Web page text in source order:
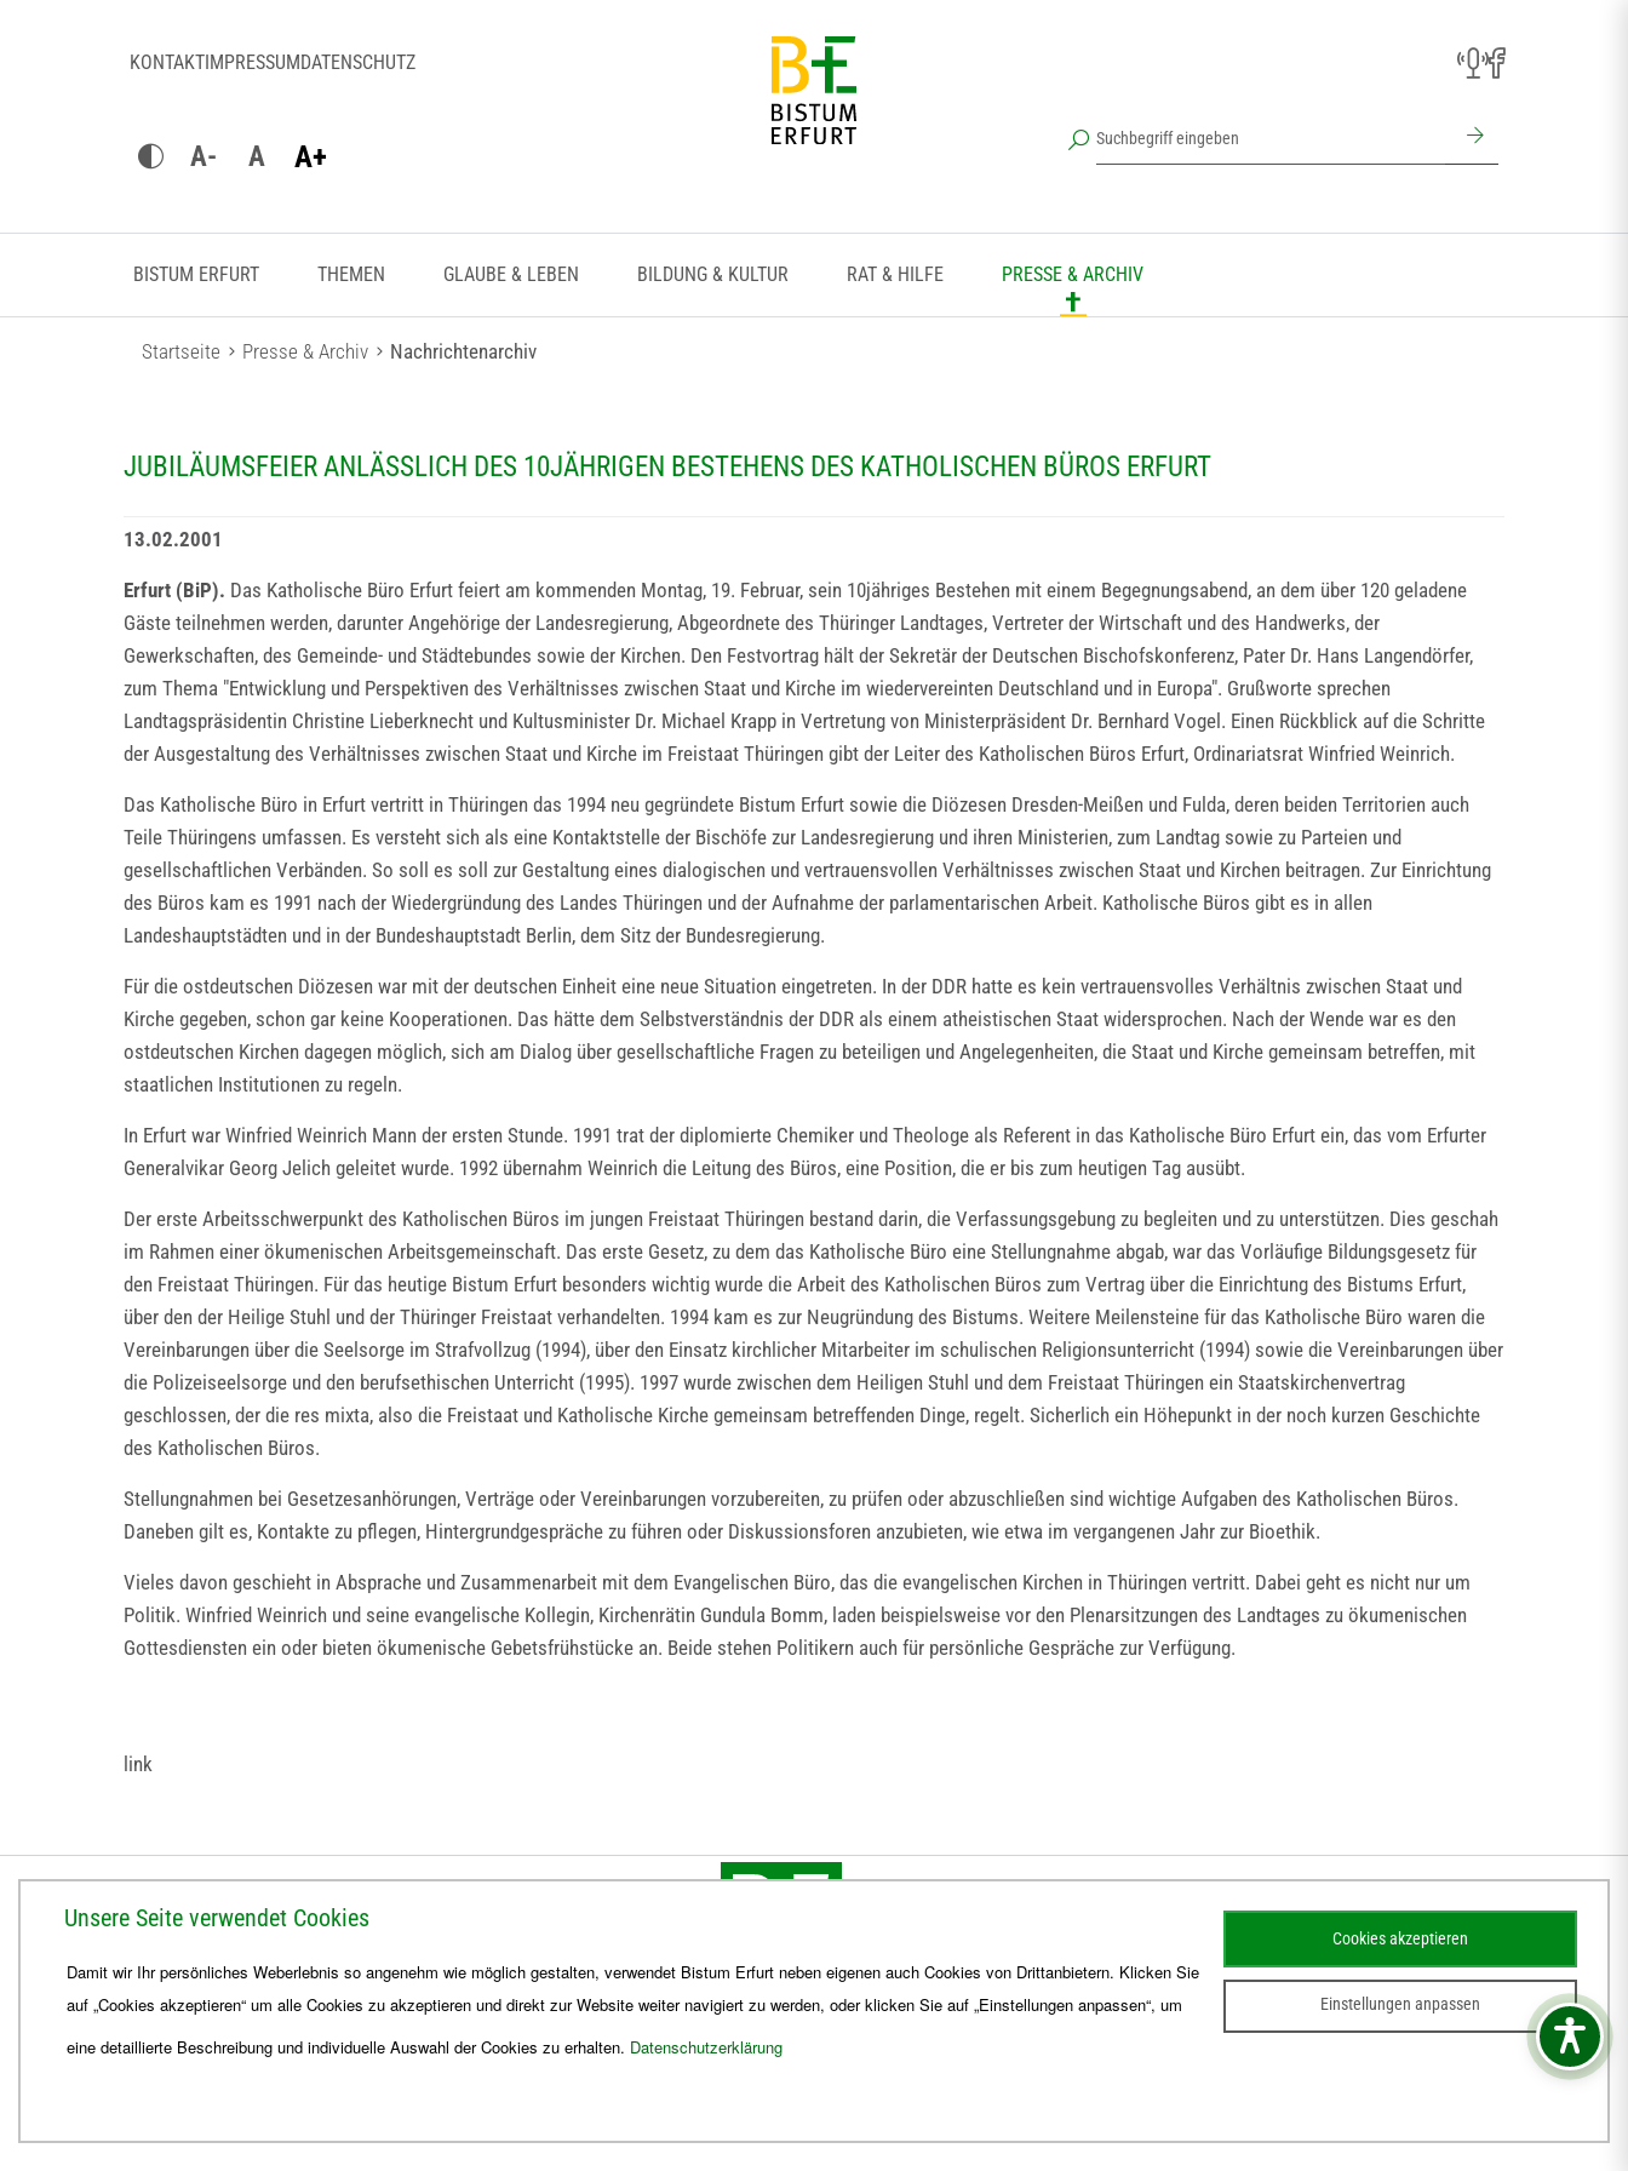
KONTAKTIMPRESSUMDATENSCHUTZ
A- A A+
BISTUM ERFURT THEMEN GLAUBE & LEBEN BILDUNG & KULTUR RAT & HILFE PRESSE & ARCHIV
Startseite Presse & Archiv Nachrichtenarchiv
JUBILÄUMSFEIER ANLÄSSLICH DES 10JÄHRIGEN BESTEHENS DES KATHOLISCHEN BÜROS ERFURT
13.02.2001
Erfurt (BiP). Das Katholische Büro Erfurt feiert am kommenden Montag, 19. Februar, sein 10jähriges Bestehen mit einem Begegnungsabend, an dem über 120 geladene
Gäste teilnehmen werden, darunter Angehörige der Landesregierung, Abgeordnete des Thüringer Landtages, Vertreter der Wirtschaft und des Handwerks, der
Gewerkschaften, des Gemeinde- und Städtebundes sowie der Kirchen. Den Festvortrag hält der Sekretär der Deutschen Bischofskonferenz, Pater Dr. Hans Langendörfer,
zum Thema "Entwicklung und Perspektiven des Verhältnisses zwischen Staat und Kirche im wiedervereinten Deutschland und in Europa". Grußworte sprechen
Landtagspräsidentin Christine Lieberknecht und Kultusminister Dr. Michael Krapp in Vertretung von Ministerpräsident Dr. Bernhard Vogel. Einen Rückblick auf die Schritte
der Ausgestaltung des Verhältnisses zwischen Staat und Kirche im Freistaat Thüringen gibt der Leiter des Katholischen Büros Erfurt, Ordinariatsrat Winfried Weinrich.
Das Katholische Büro in Erfurt vertritt in Thüringen das 1994 neu gegründete Bistum Erfurt sowie die Diözesen Dresden-Meißen und Fulda, deren beiden Territorien auch
Teile Thüringens umfassen. Es versteht sich als eine Kontaktstelle der Bischöfe zur Landesregierung und ihren Ministerien, zum Landtag sowie zu Parteien und
gesellschaftlichen Verbänden. So soll es soll zur Gestaltung eines dialogischen und vertrauensvollen Verhältnisses zwischen Staat und Kirchen beitragen. Zur Einrichtung
des Büros kam es 1991 nach der Wiedergründung des Landes Thüringen und der Aufnahme der parlamentarischen Arbeit. Katholische Büros gibt es in allen
Landeshauptstädten und in der Bundeshauptstadt Berlin, dem Sitz der Bundesregierung.
Für die ostdeutschen Diözesen war mit der deutschen Einheit eine neue Situation eingetreten. In der DDR hatte es kein vertrauensvolles Verhältnis zwischen Staat und
Kirche gegeben, schon gar keine Kooperationen. Das hätte dem Selbstverständnis der DDR als einem atheistischen Staat widersprochen. Nach der Wende war es den
ostdeutschen Kirchen dagegen möglich, sich am Dialog über gesellschaftliche Fragen zu beteiligen und Angelegenheiten, die Staat und Kirche gemeinsam betreffen, mit
staatlichen Institutionen zu regeln.
In Erfurt war Winfried Weinrich Mann der ersten Stunde. 1991 trat der diplomierte Chemiker und Theologe als Referent in das Katholische Büro Erfurt ein, das vom Erfurter
Generalvikar Georg Jelich geleitet wurde. 1992 übernahm Weinrich die Leitung des Büros, eine Position, die er bis zum heutigen Tag ausübt.
Der erste Arbeitsschwerpunkt des Katholischen Büros im jungen Freistaat Thüringen bestand darin, die Verfassungsgebung zu begleiten und zu unterstützen. Dies geschah
im Rahmen einer ökumenischen Arbeitsgemeinschaft. Das erste Gesetz, zu dem das Katholische Büro eine Stellungnahme abgab, war das Vorläufige Bildungsgesetz für
den Freistaat Thüringen. Für das heutige Bistum Erfurt besonders wichtig wurde die Arbeit des Katholischen Büros zum Vertrag über die Einrichtung des Bistums Erfurt,
über den der Heilige Stuhl und der Thüringer Freistaat verhandelten. 1994 kam es zur Neugründung des Bistums. Weitere Meilensteine für das Katholische Büro waren die
Vereinbarungen über die Seelsorge im Strafvollzug (1994), über den Einsatz kirchlicher Mitarbeiter im schulischen Religionsunterricht (1994) sowie die Vereinbarungen über
die Polizeiseelsorge und den berufsethischen Unterricht (1995). 1997 wurde zwischen dem Heiligen Stuhl und dem Freistaat Thüringen ein Staatskirchenvertrag
geschlossen, der die res mixta, also die Freistaat und Katholische Kirche gemeinsam betreffenden Dinge, regelt. Sicherlich ein Höhepunkt in der noch kurzen Geschichte
des Katholischen Büros.
Stellungnahmen bei Gesetzesanhörungen, Verträge oder Vereinbarungen vorzubereiten, zu prüfen oder abzuschließen sind wichtige Aufgaben des Katholischen Büros.
Daneben gilt es, Kontakte zu pflegen, Hintergrundgespräche zu führen oder Diskussionsforen anzubieten, wie etwa im vergangenen Jahr zur Bioethik.
Vieles davon geschieht in Absprache und Zusammenarbeit mit dem Evangelischen Büro, das die evangelischen Kirchen in Thüringen vertritt. Dabei geht es nicht nur um
Politik. Winfried Weinrich und seine evangelische Kollegin, Kirchenrätin Gundula Bomm, laden beispielsweise vor den Plenarsitzungen des Landtages zu ökumenischen
Gottesdiensten ein oder bieten ökumenische Gebetsfrühstücke an. Beide stehen Politikern auch für persönliche Gespräche zur Verfügung.
link
BISTUM ERFURT
Bischöfliches Ordinariat
Herrmannsplatz 9, 99084 Erfurt
Unsere Seite verwendet Cookies
Damit wir Ihr persönliches Weberlebnis so angenehm wie möglich gestalten, verwendet Bistum Erfurt neben eigenen auch Cookies von Drittanbietern. Klicken Sie
auf „Cookies akzeptieren“ um alle Cookies zu akzeptieren und direkt zur Website weiter navigiert zu werden, oder klicken Sie auf „Einstellungen anpassen“, um
eine detaillierte Beschreibung und individuelle Auswahl der Cookies zu erhalten. Datenschutzerklärung
Einstellungen anpassen
Cookies akzeptieren